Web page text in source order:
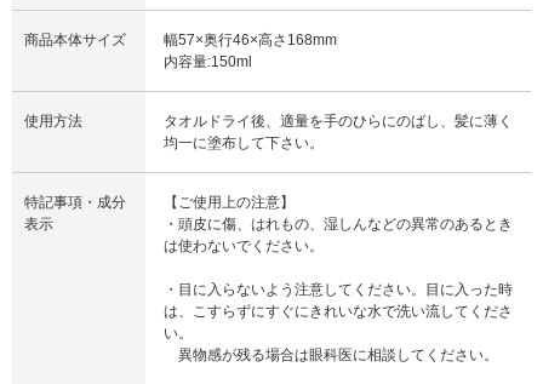
商品本体サイズ
幅57×奥行46×高さ168mm
内容量:150ml
使用方法
タオルドライ後、適量を手のひらにのばし、髪に薄く
均一に塗布して下さい。
特記事項・成分
表示
【ご使用上の注意】
・頭皮に傷、はれもの、湿しんなどの異常のあるとき
は使わないでください。
・目に入らないよう注意してください。目に入った時
は、こすらずにすぐにきれいな水で洗い流してくださ
い。
異物感が残る場合は眼科医に相談してください。